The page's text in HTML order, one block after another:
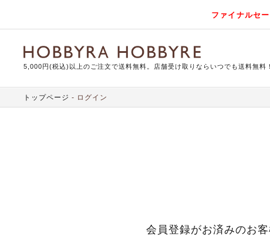
ファイナルセ
5,000円(税込)以上のご注文で送料無料。店舗受け取りならいつでも送料無料！
トップページ ログイン
会員登録がお済みのお客